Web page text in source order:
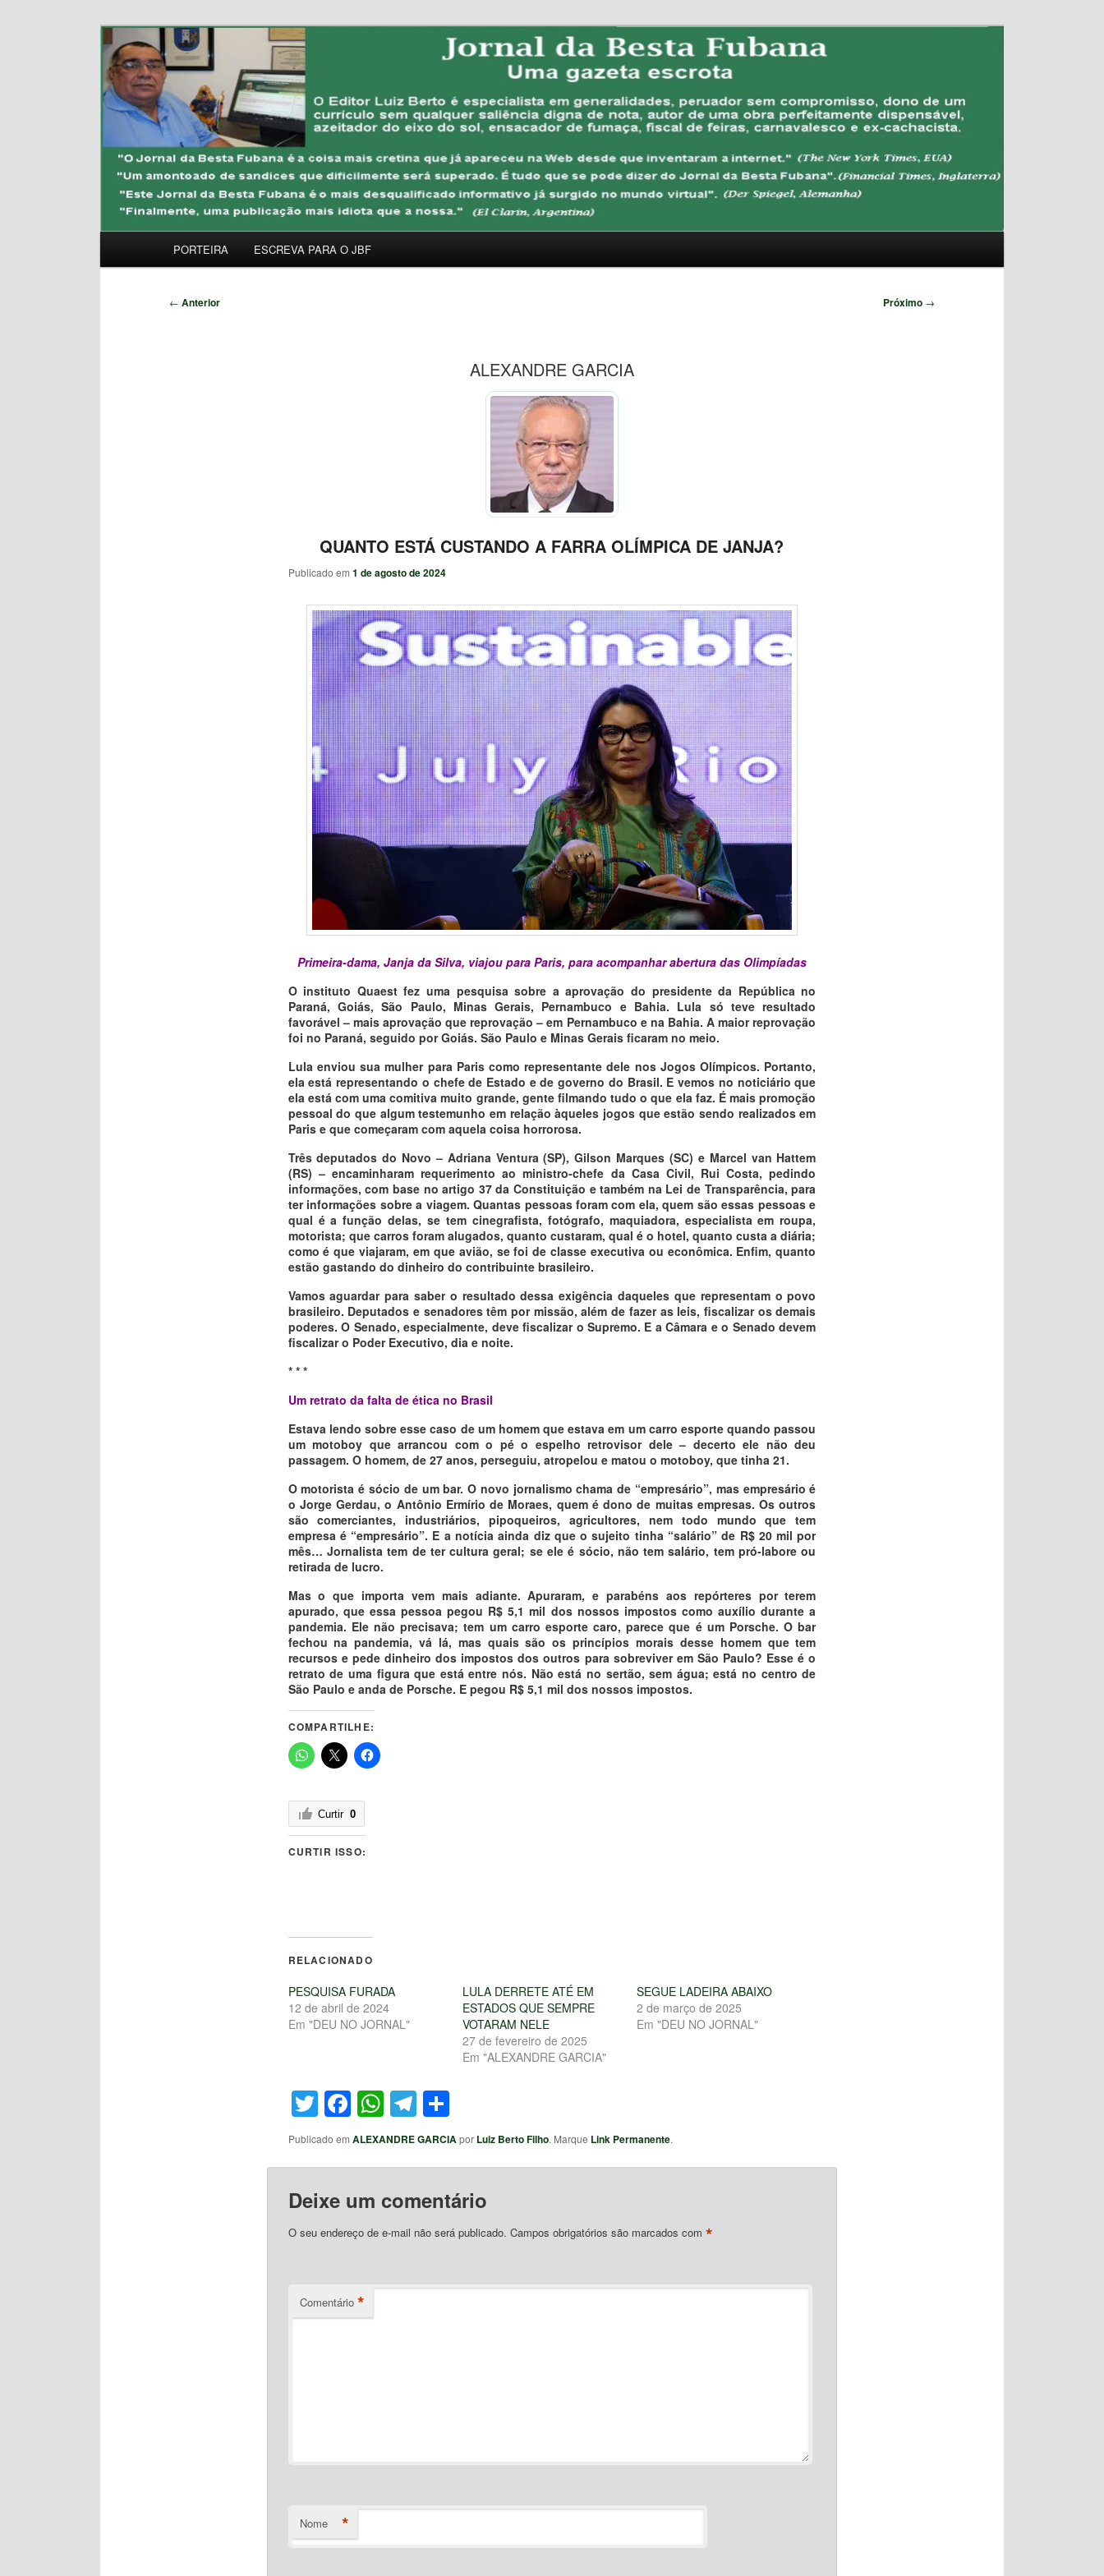
JORNAL DA BESTA FUBANA
Uma Gazeta Escrota
PORTEIRA ESCREVA PARA O JBF
Navegação
← Anterior Próximo →
ALEXANDRE GARCIA
QUANTO ESTÁ CUSTANDO A FARRA OLÍMPICA DE JANJA?
Publicado em 1 de agosto de 2024
Primeira-dama, Janja da Silva, viajou para Paris, para acompanhar abertura das Olimpíadas
O instituto Quaest fez uma pesquisa sobre a aprovação do presidente da República no
Paraná, Goiás, São Paulo, Minas Gerais, Pernambuco e Bahia. Lula só teve resultado
favorável – mais aprovação que reprovação – em Pernambuco e na Bahia. A maior reprovação
foi no Paraná, seguido por Goiás. São Paulo e Minas Gerais ficaram no meio.
Lula enviou sua mulher para Paris como representante dele nos Jogos Olímpicos. Portanto,
ela está representando o chefe de Estado e de governo do Brasil. E vemos no noticiário que
ela está com uma comitiva muito grande, gente filmando tudo o que ela faz. É mais promoção
pessoal do que algum testemunho em relação àqueles jogos que estão sendo realizados em
Paris e que começaram com aquela coisa horrorosa.
Três deputados do Novo – Adriana Ventura (SP), Gilson Marques (SC) e Marcel van Hattem
(RS) – encaminharam requerimento ao ministro-chefe da Casa Civil, Rui Costa, pedindo
informações, com base no artigo 37 da Constituição e também na Lei de Transparência, para
ter informações sobre a viagem. Quantas pessoas foram com ela, quem são essas pessoas e
qual é a função delas, se tem cinegrafista, fotógrafo, maquiadora, especialista em roupa,
motorista; que carros foram alugados, quanto custaram, qual é o hotel, quanto custa a diária;
como é que viajaram, em que avião, se foi de classe executiva ou econômica. Enfim, quanto
estão gastando do dinheiro do contribuinte brasileiro.
Vamos aguardar para saber o resultado dessa exigência daqueles que representam o povo
brasileiro. Deputados e senadores têm por missão, além de fazer as leis, fiscalizar os demais
poderes. O Senado, especialmente, deve fiscalizar o Supremo. E a Câmara e o Senado devem
fiscalizar o Poder Executivo, dia e noite.
* * *
Um retrato da falta de ética no Brasil
Estava lendo sobre esse caso de um homem que estava em um carro esporte quando passou
um motoboy que arrancou com o pé o espelho retrovisor dele – decerto ele não deu
passagem. O homem, de 27 anos, perseguiu, atropelou e matou o motoboy, que tinha 21.
O motorista é sócio de um bar. O novo jornalismo chama de “empresário”, mas empresário é
o Jorge Gerdau, o Antônio Ermírio de Moraes, quem é dono de muitas empresas. Os outros
são comerciantes, industriários, pipoqueiros, agricultores, nem todo mundo que tem
empresa é “empresário”. E a notícia ainda diz que o sujeito tinha “salário” de R$ 20 mil por
mês… Jornalista tem de ter cultura geral; se ele é sócio, não tem salário, tem pró-labore ou
retirada de lucro.
Mas o que importa vem mais adiante. Apuraram, e parabéns aos repórteres por terem
apurado, que essa pessoa pegou R$ 5,1 mil dos nossos impostos como auxílio durante a
pandemia. Ele não precisava; tem um carro esporte caro, parece que é um Porsche. O bar
fechou na pandemia, vá lá, mas quais são os princípios morais desse homem que tem
recursos e pede dinheiro dos impostos dos outros para sobreviver em São Paulo? Esse é o
retrato de uma figura que está entre nós. Não está no sertão, sem água; está no centro de
São Paulo e anda de Porsche. E pegou R$ 5,1 mil dos nossos impostos.
COMPARTILHE:
Curtir 0
CURTIR ISSO:
RELACIONADO
PESQUISA FURADA
12 de abril de 2024
Em "DEU NO JORNAL"
LULA DERRETE ATÉ EM
ESTADOS QUE SEMPRE
VOTARAM NELE
27 de fevereiro de 2025
Em "ALEXANDRE GARCIA"
SEGUE LADEIRA ABAIXO
2 de março de 2025
Em "DEU NO JORNAL"
Twitter
Facebook
WhatsApp
Telegram
Share
Publicado em ALEXANDRE GARCIApor Luiz Berto Filho. Marque Link Permanente.
Deixe um comentário
O seu endereço de e-mail não será publicado. Campos obrigatórios são marcados com *
Comentário *
Nome *